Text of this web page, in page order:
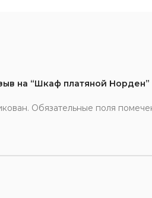
на “Шкаф платяной Норден”
Обязательные поля